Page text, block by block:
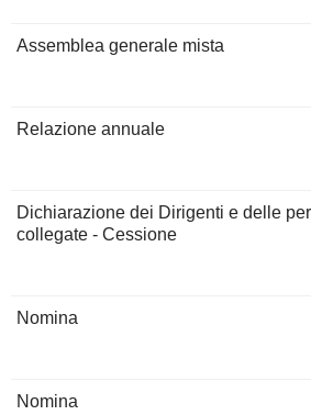
Assemblea generale mista
Relazione annuale
Dichiarazione dei Dirigenti e delle
collegate - Cessione
Nomina
Nomina